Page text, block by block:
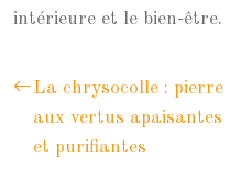
intérieure et le bien-être.
La chrysocolle : pierre
aux vertus apaisantes
et purifiantes